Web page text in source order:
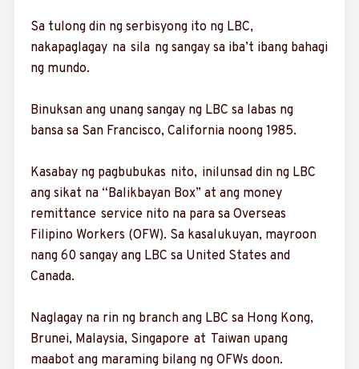
Sa tulong din ng serbisyong ito ng LBC,
nakapaglagay na sila ng sangay sa iba’t ibang bahagi
ng mundo.
Binuksan ang unang sangay ng LBC sa labas ng
bansa sa San Francisco, California noong 1985.
Kasabay ng pagbu­bukas nito, inilunsad din ng LBC
ang sikat na “Balikbayan Box” at ang ­money
remittance service nito na para sa Overseas
Filipino Workers (OFW). Sa kasalukuyan, mayroon
nang 60 sa­ngay ang LBC sa United States and
Canada.
Naglagay na rin ng branch ang LBC sa Hong Kong,
Brunei, ­Malaysia, Singapore at Taiwan upang
maabot ang mara­ming bilang ng OFWs doon.